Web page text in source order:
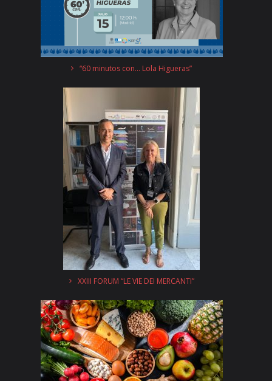
“60 minutos con… Lola Higueras”
XXIII FORUM “LE VIE DEI MERCANTI”